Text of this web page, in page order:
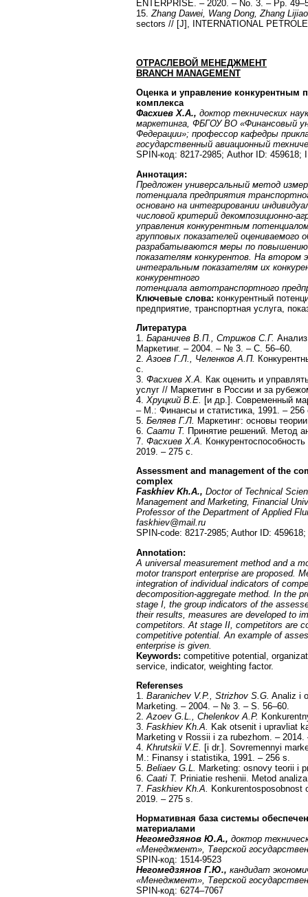
ENTERPRISE. – 2020. – No. 3. – Pp.
15.Zhang Dawei, Wang Dong, Zhang
sectors // [J], INTERNATIONAL
ОТРАСЛЕВОЙ МЕНЕДЖМЕНТ
BRANCH MANAGEMENT
Оценка и управление конкурентным
комплекса
Фасхиев Х.А., доктор технических
маркетинга, ФБГОУ ВО «Финансовый
Федерации»; профессор кафедры
государственный авиационный
SPIN-код: 8217-2985; Author ID:
Аннотация:
Предложен универсальный метод
потенциала предприятия
основано на интегрировании
числовой критерий декомпозиционно-
управления конкурентным
групповых показателей
разрабатываются меры по повышению
показателям конкурентов. На втором
интегральным показателям их
конкурентного
потенциала автотранспортного
Ключевые слова: конкурентный
предприятие, транспортная услуга,
Литература
1. Бараничев В.П., Стрижов С.Г.
Маркетинг. – 2004. – № 3. – С. 56–60.
2.Азоев Г.Л., Челенков А.П.
с.
3. Фасхиев Х.А. Как оценить и
услуг // Маркетинг в России и за
4. Хруцкий В.Е. [и др.]. Современный
– М.: Финансы и статистика, 1991. – 256
5. Беляев Г.Л. Маркетинг: основы
6. Cаати Т. Принятие решений. Метод
7. Фасхиев Х.А.
2019. – 275 с.
Аssessment and management of the
complex
Faskhiev Kh.А., Doctor of Technical
Management and Marketing, Financial
Professor of the Department of Applied
faskhiev@mail.ru
SPIN-code: 8217-2985; Author ID:
Annotation:
A universal measurement method and a
motor transport enterprise are proposed.
integration of individual indicators of
decomposition-aggregate method. In the
stage I, the group indicators of the
their results, measures are developed to
competitors. At stage II, competitors are
competitive potential. An example of
enterprise is given.
Keywords: competitive potential,
service, indicator, weighting factor.
Referenses
1. Baranichev V.P., Strizhov S.G. Analiz i
Marketing. – 2004. – № 3. – S. 56–60.
2.Azoev G.L., Chelenkov A.P.
3. Faskhiev Kh.A. Kak otsenit i upravliat
Marketing v Rossii i za rubezhom. –
4. Khrutskii V.E. [i dr.]. Sovremennyi
M.: Finansy i statistika, 1991. – 256 s.
5. Beliaev G.L. Marketing: osnovy teorii i
6. Caati T. Priniatie reshenii. Metod
7. Faskhiev Kh.A. Konkurentosposobnost
2019. – 275 s.
Нормативная база системы
материалами
Негомедзянов Ю.А., доктор
«Менеджмент», Тверской
SPIN-код: 1514-9523
Негомедзянов Г.Ю., кандидат
«Менеджмент», Тверской
SPIN-код: 6274–7067